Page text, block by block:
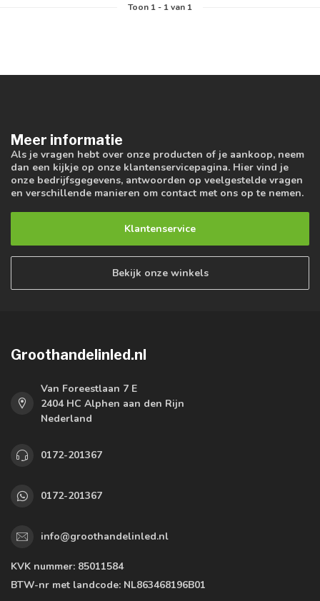
Toon 1- 1van 1
Meer informatie
Als je vragen hebt over onze producten of je aankoop, neem
dan een kijkje op onze klantenservicepagina. Hier vind je
onze bedrijfsgegevens, antwoorden op veelgestelde vragen
en verschillende manieren om contact met ons op te nemen.
Klantenservice
Bekijk onze winkels
Groothandelinled.nl
Van Foreestlaan 7 E
2404 HC Alphen aan den Rijn
Nederland
0172-201367
0172-201367
info@groothandelinled.nl
KVK nummer: 85011584
BTW-nr met landcode: NL863468196B01